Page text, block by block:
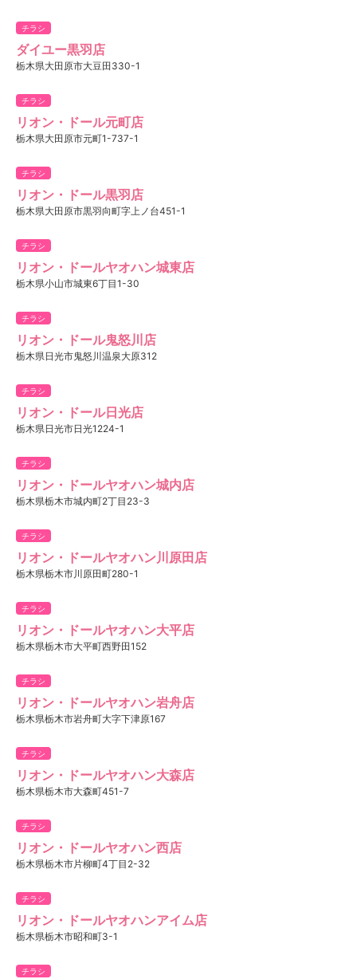
チラシ
ダイユー黒羽店​
栃木県大田原市大豆田330-1
チラシ
リオン・ドール元町店
栃木県大田原市元町1-737-1
チラシ
リオン・ドール黒羽店
栃木県大田原市黒羽向町字上ノ台451-1
チラシ
リオン・ドールヤオハン城東店
栃木県小山市城東6丁目1-30
チラシ
リオン・ドール鬼怒川店
栃木県日光市鬼怒川温泉大原312
チラシ
リオン・ドール日光店
栃木県日光市日光1224-1
チラシ
リオン・ドールヤオハン城内店
栃木県栃木市城内町2丁目23-3
チラシ
リオン・ドールヤオハン川原田店
栃木県栃木市川原田町280-1
チラシ
リオン・ドールヤオハン大平店
栃木県栃木市大平町西野田152
チラシ
リオン・ドールヤオハン岩舟店
栃木県栃木市岩舟町大字下津原167
チラシ
リオン・ドールヤオハン大森店
栃木県栃木市大森町451-7
チラシ
リオン・ドールヤオハン西店
栃木県栃木市片柳町4丁目2-32
チラシ
リオン・ドールヤオハンアイム店
栃木県栃木市昭和町3-1
チラシ